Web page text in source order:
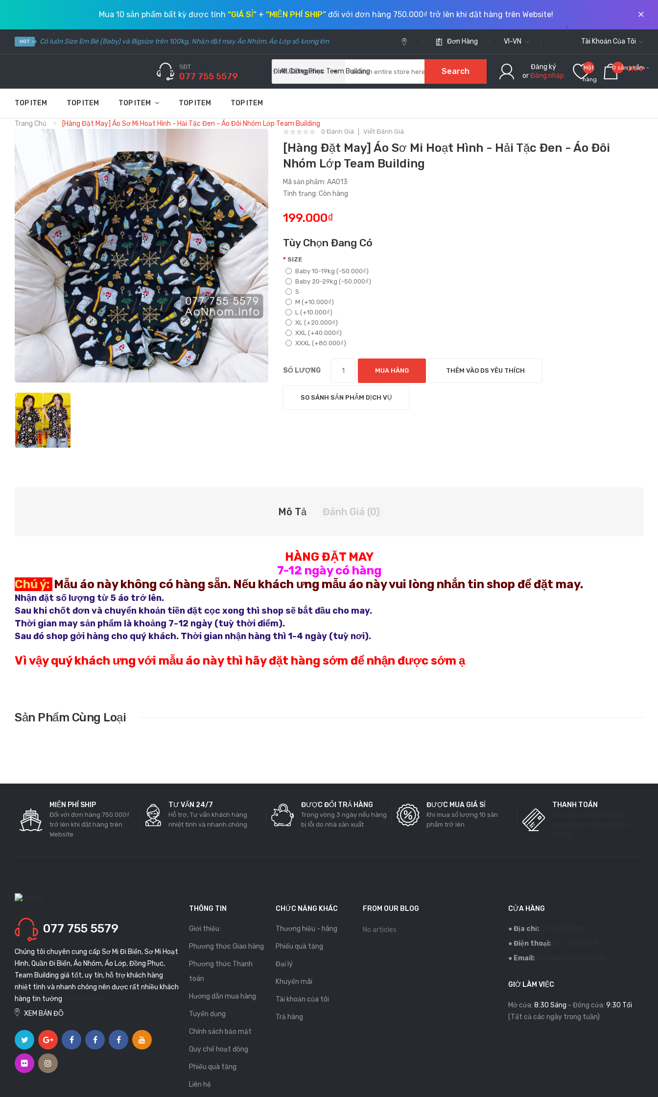
Mua 10 sản phẩm bất kỳ được tính “GIÁ SỈ” + “MIỄN PHÍ SHIP” đối với đơn hàng 750.000₫ trở lên khi đặt hàng trên Website!
HOT Có luôn Size Em Bé (Baby) và Bigsize trên 100kg. Nhận đặt may Áo Nhóm, Áo Lớp số lượng lớn Đơn Hàng VI-VN Tài Khoản Của Tôi
KennyMaxShop - 0777555579 - Áo Quần Đi Biển, Áo Nhóm, Áo Lớp, Đồng Phục Gia Đình, Đồng Phục Team Building
SĐT
077 755 5579 All Categories Search
Đăng ký
orĐăng nhập
Mặt
hàng
0 sản phẩm -
0.00
TOP ITEM TOP ITEM TOP ITEM TOP ITEM TOP ITEM
Trang Chủ [Hàng Đặt May] Áo Sơ Mi Hoạt Hình - Hải Tặc Đen - Áo Đôi Nhóm Lớp Team Building
0 Đánh Giá Viết Đánh Giá
[Hàng Đặt May] Áo Sơ Mi Hoạt Hình - Hải Tặc Đen - Áo Đôi
Nhóm Lớp Team Building
Mã sản phẩm: AA013
Tình trạng: Còn hàng
199.000₫
Tùy Chọn Đang Có
SIZE
Baby 10-19kg (-50.000₫)
Baby 20-29kg (-50.000₫)
S
M (+10.000₫)
L (+10.000₫)
XL (+20.000₫)
XXL (+40.000₫)
XXXL (+80.000₫)
SỐ LƯỢNG MUA HÀNG THÊM VÀO DS YÊU THÍCH
SO SÁNH SẢN PHẨM DỊCH VỤ
Mô Tả Đánh Giá (0)
HÀNG ĐẶT MAY
7-12 ngày có hàng
Chú ý: Mẫu áo này không có hàng sẵn. Nếu khách ưng mẫu áo này vui lòng nhắn tin shop để đặt may.
Nhận đặt số lượng từ 5 áo trở lên.
Sau khi chốt đơn và chuyển khoản tiền đặt cọc xong thì shop sẽ bắt đầu cho may.
Thời gian may sản phẩm là khoảng 7-12 ngày (tuỳ thời điểm).
Sau đó shop gởi hàng cho quý khách. Thời gian nhận hàng thì 1-4 ngày (tuỳ nơi).
Vì vậy quý khách ưng với mẫu áo này thì hãy đặt hàng sớm để nhận được sớm ạ
Sản Phẩm Cùng Loại
MIỄN PHÍ SHIP
Đối với đơn hàng 750.000₫
trở lên khi đặt hàng trên
Website
TƯ VẤN 24/7
Hỗ trợ, Tư vấn khách hàng
nhiệt tình và nhanh chóng
ĐƯỢC ĐỔI TRẢ HÀNG
Trong vòng 3 ngày nếu hàng
bị lỗi do nhà sản xuất
ĐƯỢC MUA GIÁ SỈ
Khi mua số lượng 10 sản
phẩm trở lên
THANH TOÁN
077 755 5579
Chúng tôi chuyên cung cấp Sơ Mi Đi Biển, Sơ Mi Hoạt
Hình, Quần Đi Biển, Áo Nhóm, Áo Lớp, Đồng Phục,
Team Building giá tốt, uy tín, hỗ trợ khách hàng
nhiệt tình và nhanh chóng nên được rất nhiều khách
hàng tin tưởng
XEM BẢN ĐỒ
THÔNG TIN
Giới thiệu
Phương thức Giao hàng
Phương thức Thanh
toán
Hướng dẫn mua hàng
Tuyển dụng
Chính sách bảo mật
Quy chế hoạt động
Phiếu quà tặng
Liên hệ
CHỨC NĂNG KHÁC
Thương hiệu - hãng
Phiếu quà tặng
Đại lý
Khuyến mãi
Tài khoản của tôi
Trả hàng
FROM OUR BLOG
No articles
CỬA HÀNG
● Địa chỉ:
● Điện thoại:
● Email:
GIỜ LÀM VIỆC
Mở cửa: 8:30 Sáng - Đóng cửa: 9:30 Tối
(Tất cả các ngày trong tuần)